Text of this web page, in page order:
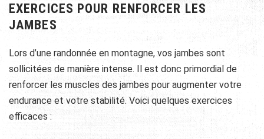
EXERCICES POUR RENFORCER LES
JAMBES
Lors d’une randonnée en montagne, vos jambes sont
sollicitées de manière intense. Il est donc primordial de
renforcer les muscles des jambes pour augmenter votre
endurance et votre stabilité. Voici quelques exercices
efficaces :